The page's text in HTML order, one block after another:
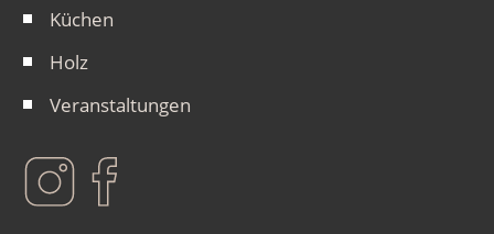
Küchen
Holz
Veranstaltungen